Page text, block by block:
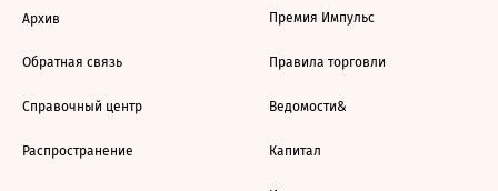
Архив
Обратная связь
Справочный центр
Распространение
Премия Импульс
Правила торговли
Ведомости&
Капитал